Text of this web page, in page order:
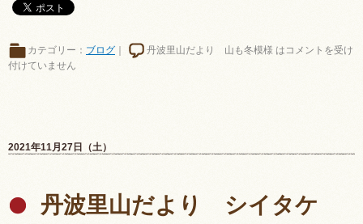
カテゴリー： ブログ 丹波里山だより 山も冬模様 は コメントを受け
付けていません
2021年11月27日（土）
丹波里山だより シイタケ